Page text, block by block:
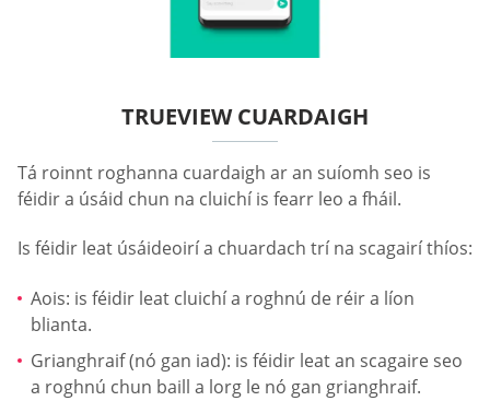
TRUEVIEW CUARDAIGH
Tá roinnt roghanna cuardaigh ar an suíomh seo is
féidir a úsáid chun na cluichí is fearr leo a fháil.
Is féidir leat úsáideoirí a chuardach trí na scagairí thíos:
Aois: is féidir leat cluichí a roghnú de réir a líon
blianta.
Grianghraif (nó gan iad): is féidir leat an scagaire seo
a roghnú chun baill a lorg le nó gan grianghraif.